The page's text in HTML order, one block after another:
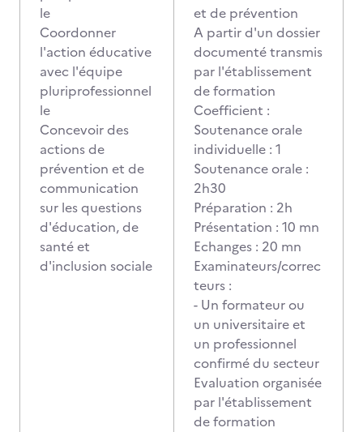
le
Coordonner
l'action éducative
avec l'équipe
pluriprofessionnel
le
Concevoir des
actions de
prévention et de
communication
sur les questions
d'éducation, de
santé et
d'inclusion sociale
et de prévention
A partir d'un dossier
documenté transmis
par l'établissement
de formation
Coefficient :
Soutenance orale
individuelle : 1
Soutenance orale :
2h30
Préparation : 2h
Présentation : 10 mn
Echanges : 20 mn
Examinateurs/correc
teurs :
- Un formateur ou
un universitaire et
un professionnel
confirmé du secteur
Evaluation organisée
par l'établissement
de formation